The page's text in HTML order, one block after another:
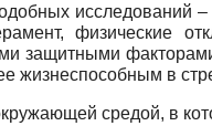
исследований –
физические
защитными
жизнеспособным в
средой, в